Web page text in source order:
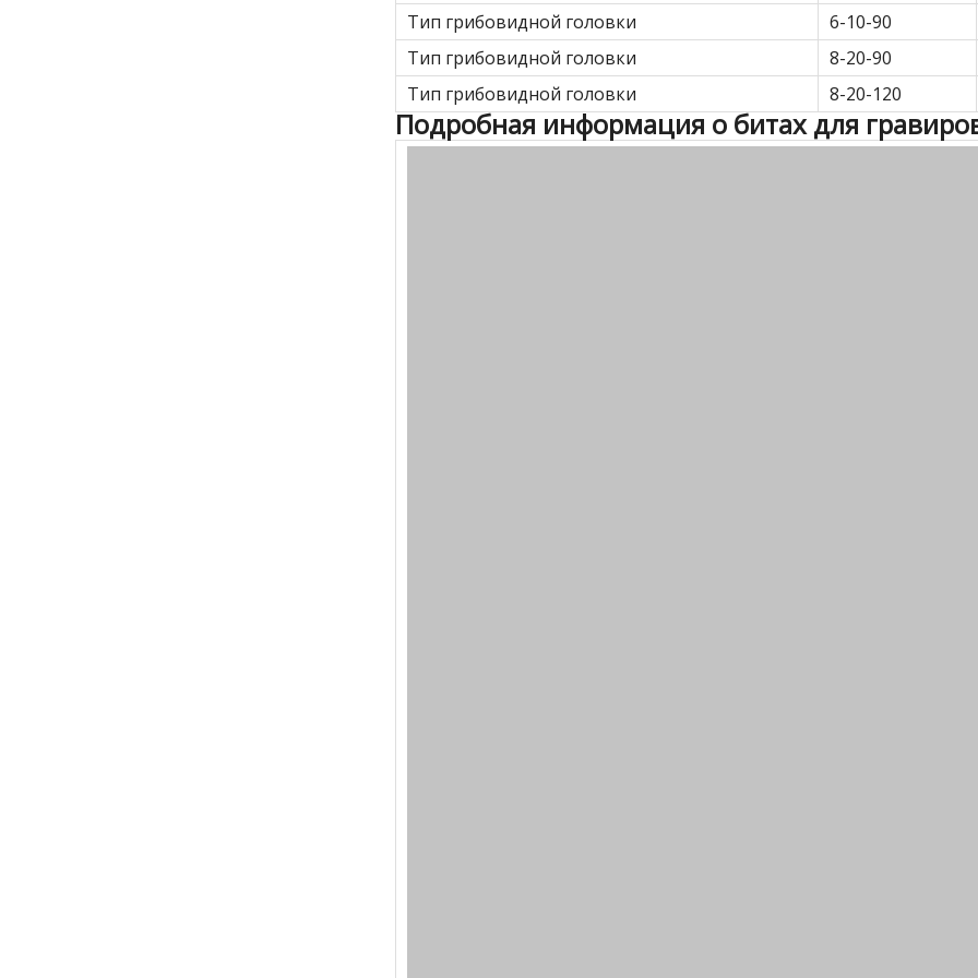
Тип грибовидной головки
6-10-90
Тип грибовидной головки
8-20-90
Тип грибовидной головки
8-20-120
Подробная информация о битах для